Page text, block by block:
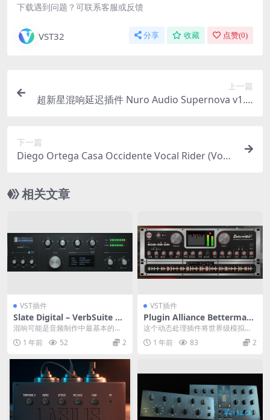
下载遇到问题？可联系客服或反馈
VST32 分享 收藏 点赞(0)
上一篇
超新星混响延迟插件 Nuro Audio Supernova v1.0.
下一篇
Diego Ortega Casa Occidente Vocal Rider (Voca
E WiN MAC [FREE]
相关文章
VST插件
Slate Digital – VerbSuite Cl
assics v1.1.5.0
混响可能是音频制作中最基本的效
果。在过去的几十年里，几种经典
的数字混响已成为专业...
1 年前 52 2
VST插件
Plugin Alliance Bettermake
r Mastering Compressor 1.
0.0
这个动态处理插件将世界级模拟母
带制作工具的清晰度、冲击力和特
性带入您的数字工作流...
1 年前 83 2